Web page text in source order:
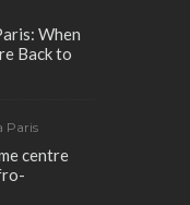
When
Back to
Paris
centre